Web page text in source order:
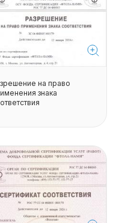
на право
знака